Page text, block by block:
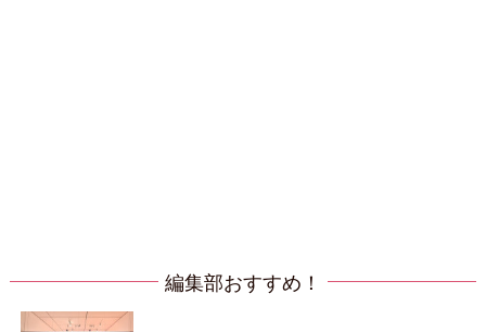
編集部おすすめ！